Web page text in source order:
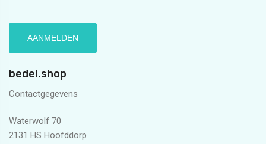
bedel.shop
Contactgegevens
Waterwolf 70
2131 HS Hoofddorp